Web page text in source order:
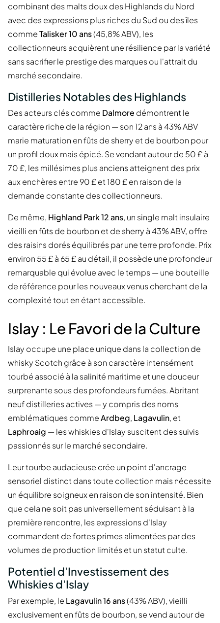
combinant des malts doux des Highlands du Nord
avec des expressions plus riches du Sud ou des îles
commeTalisker 10 ans(45,8% ABV), les
collectionneurs acquièrent une résilience par la variété
sans sacrifier le prestige des marques ou l'attrait du
marché secondaire.
Distilleries Notables des Highlands
Des acteurs clés comme Dalmore démontrent le
caractère riche de la région — son 12 ans à 43% ABV
marie maturation en fûts de sherry et de bourbon pour
un profil doux mais épicé. Se vendant autour de 50 £ à
70 £, les millésimes plus anciens atteignent des prix
aux enchères entre 90 £ et 180 £ en raison de la
demande constante des collectionneurs.
De même, Highland Park 12 ans, un single malt insulaire
vieilli en fûts de bourbon et de sherry à 43% ABV, offre
des raisins dorés équilibrés par une terre profonde. Prix
environ 55 £ à 65 £ au détail, il possède une profondeur
remarquable qui évolue avec le temps — une bouteille
de référence pour les nouveaux venus cherchant de la
complexité tout en étant accessible.
Islay : Le Favori de la Culture
Islay occupe une place unique dans la collection de
whisky Scotch grâce à son caractère intensément
tourbé associé à la salinité maritime et une douceur
surprenante sous des profondeurs fumées. Abritant
neuf distilleries actives — y compris des noms
emblématiques commeArdbeg, Lagavulin, et
Laphroaig — les whiskies d'Islay suscitent des suivis
passionnés sur le marché secondaire.
Leur tourbe audacieuse crée un point d'ancrage
sensoriel distinct dans toute collection mais nécessite
un équilibre soigneux en raison de son intensité. Bien
que cela ne soit pas universellement séduisant à la
première rencontre, les expressions d'Islay
commandent de fortes primes alimentées par des
volumes de production limités et un statut culte.
Potentiel d'Investissement des
Whiskies d'Islay
Par exemple, le Lagavulin 16 ans(43% ABV), vieilli
exclusivement en fûts de bourbon, se vend autour de